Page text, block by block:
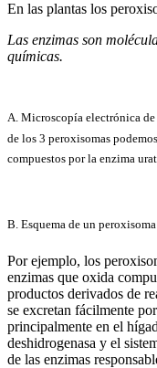
En las plantas los
Las enzimas son
químicas.
A. Microscopía electrónica de
de los 3 peroxisomas
compuestos por la enzima
B. Esquema de un peroxisoma
Por ejemplo, los
enzimas que oxida
productos derivados de
se excretan fácilmente
principalmente en el
deshidrogenasa y el
de las enzimas